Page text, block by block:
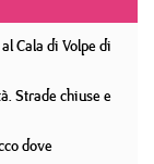
Cala di Volpe di
Strade chiuse e
dove